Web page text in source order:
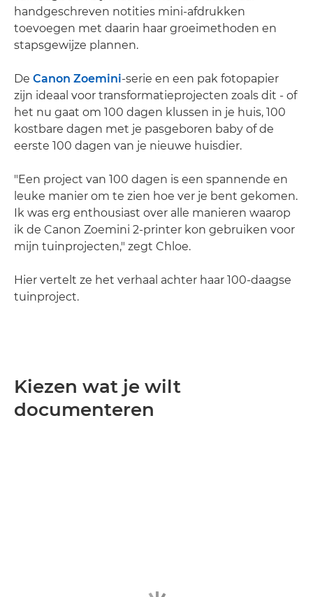
handgeschreven notities mini-afdrukken
toevoegen met daarin haar groeimethoden en
stapsgewijze plannen.
De Canon Zoemini-serie en een pak fotopapier
zijn ideaal voor transformatieprojecten zoals dit - of
het nu gaat om 100 dagen klussen in je huis, 100
kostbare dagen met je pasgeboren baby of de
eerste 100 dagen van je nieuwe huisdier.
"Een project van 100 dagen is een spannende en
leuke manier om te zien hoe ver je bent gekomen.
Ik was erg enthousiast over alle manieren waarop
ik de Canon Zoemini 2-printer kon gebruiken voor
mijn tuinprojecten," zegt Chloe.
Hier vertelt ze het verhaal achter haar 100-daagse
tuinproject.
Kiezen wat je wilt
documenteren